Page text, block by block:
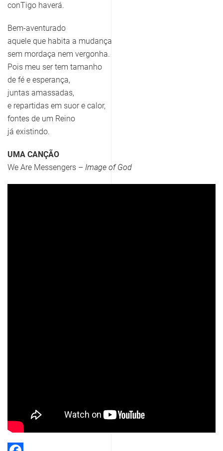
conTigo haverá.
Bem-aventurado
aquele que habita a mudança
sem mordaça nem vergonha.
Pois meu ser tem tamanho
de fé e esperança,
juntas amassadas,
e repartidas em suor e calor,
fontes de um Reino
já existindo.
UMA CANÇÃO
We Are Messengers – Image of God